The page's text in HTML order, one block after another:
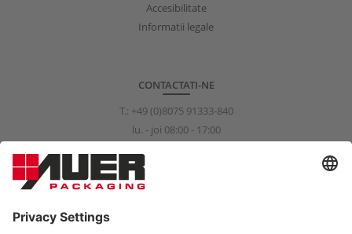
Accesibilitate
Informatii legale
CONTACTATI-NE
T.: +49 (0)8075 91333-840
lu. - joi 08:00 - 17:00
info@auer-packaging.com